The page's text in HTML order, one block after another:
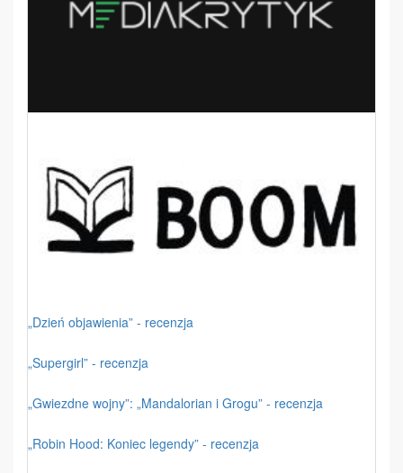
„Dzień objawienia” - recenzja
„Supergirl” - recenzja
„Gwiezdne wojny”: „Mandalorian i Grogu” - recenzja
„Robin Hood: Koniec legendy” - recenzja